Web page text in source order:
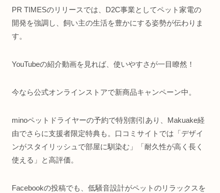
PR TIMESのリリースでは、D2C事業としてペット家電の
開発を強調し、飼い主の生活を豊かにする姿勢が伝わりま
す。
YouTubeの紹介動画を見れば、使いやすさが一目瞭然！
今なら公式オンラインストアで新商品キャンペーン中。
minoペットドライヤーの予約で特別割引あり、Makuake経
由でさらに支援者限定特典も。口コミサイトでは「デザイ
ンがスタイリッシュで部屋に馴染む」「耐久性が高く長く
使える」と高評価。
Facebookの投稿でも、低騒音設計がペットのリラックスを